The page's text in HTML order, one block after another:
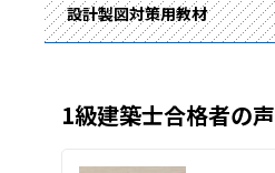
設計製図対策用教材
1級建築士合格者の声